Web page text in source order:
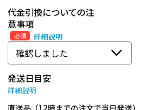
代金引換についての注
意事項
必須 詳細説明
発送日目安
詳細説明
直送品（12時までの注文で当日発送）